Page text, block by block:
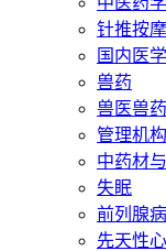
针推按摩
国内医
兽药
兽医兽药
管理机构
中药材
失眠
前列腺病
先天性